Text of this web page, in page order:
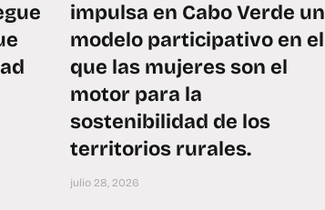
impulsa en Cabo Verde un
modelo participativo en el
que las mujeres son el
motor para la
sostenibilidad de los
territorios rurales.
julio 28, 2026